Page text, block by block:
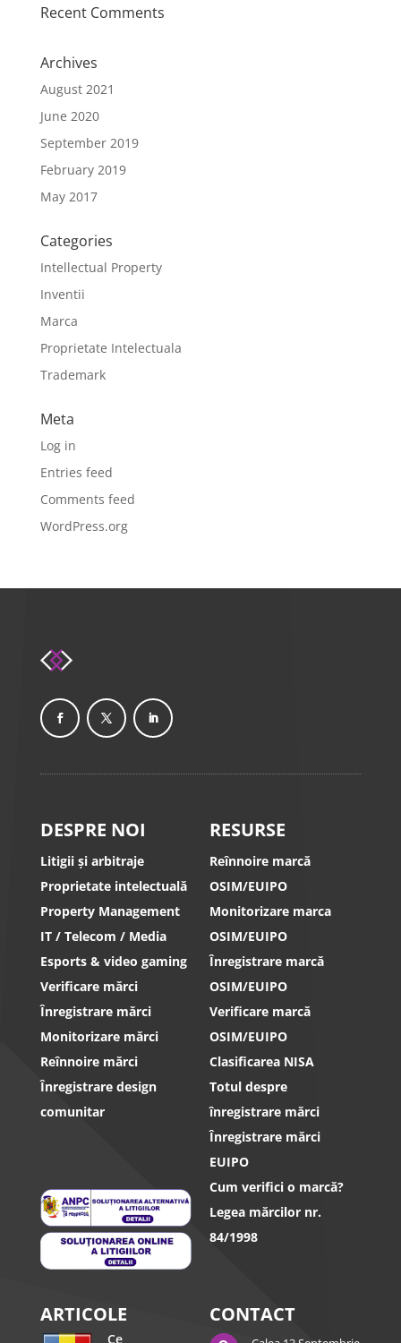
Recent Comments
Archives
August 2021
June 2020
September 2019
February 2019
May 2017
Categories
Intellectual Property
Inventii
Marca
Proprietate Intelectuala
Trademark
Meta
Log in
Entries feed
Comments feed
WordPress.org
DESPRE NOI
Litigii și arbitraje
Proprietate intelectuală
Property Management
IT / Telecom / Media
Esports & video gaming
Verificare mărci
Înregistrare mărci
Monitorizare mărci
Reînnoire mărci
Înregistrare design
comunitar
RESURSE
Reînnoire marcă
OSIM/EUIPO
Monitorizare marca
OSIM/EUIPO
Înregistrare marcă
OSIM/EUIPO
Verificare marcă
OSIM/EUIPO
Clasificarea NISA
Totul despre
înregistrare mărci
Înregistrare mărci
EUIPO
Cum verifici o marcă?
Legea mărcilor nr.
84/1998
ARTICOLE
Ce
CONTACT